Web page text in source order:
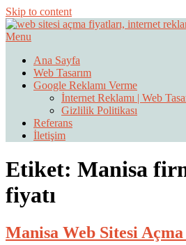
Skip to content
Web Sitesi Açma,
Fiyatları
Menu
Ana Sayfa
Web Tasarım
Google Reklamı Verme
İnternet Reklamı | Web
Gizlilik Politikası
Referans
İletişim
Etiket: Manisa
fiyatı
Manisa Web Sitesi